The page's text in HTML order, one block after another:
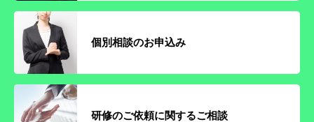
個別相談のお申込み
研修のご依頼に関するご相談